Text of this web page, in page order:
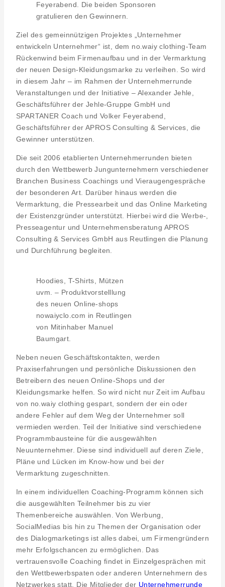
Feyerabend. Die beiden Sponsoren
gratulieren den Gewinnern.
Ziel des gemeinnützigen Projektes „Unternehmer
entwickeln Unternehmer“ ist, dem no.waiy clothing-Team
Rückenwind beim Firmenaufbau und in der Vermarktung
der neuen Design-Kleidungsmarke zu verleihen. So wird
in diesem Jahr – im Rahmen der Unternehmerrunde
Veranstaltungen und der Initiative – Alexander Jehle,
Geschäftsführer der Jehle-Gruppe GmbH und
SPARTANER Coach und Volker Feyerabend,
Geschäftsführer der APROS Consulting & Services, die
Gewinner unterstützen.
Die seit 2006 etablierten Unternehmerrunden bieten
durch den Wettbewerb Jungunternehmern verschiedener
Branchen Business Coachings und Vieraugengespräche
der besonderen Art. Darüber hinaus werden die
Vermarktung, die Pressearbeit und das Online Marketing
der Existenzgründer unterstützt. Hierbei wird die Werbe-,
Presseagentur und Unternehmensberatung APROS
Consulting & Services GmbH aus Reutlingen die Planung
und Durchführung begleiten.
Hoodies, T-Shirts, Mützen
uvm. – Produktvorstelllung
des neuen Online-shops
nowaiyclo.com in Reutlingen
von Mitinhaber Manuel
Baumgart.
Neben neuen Geschäftskontakten, werden
Praxiserfahrungen und persönliche Diskussionen den
Betreibern des neuen Online-Shops und der
Kleidungsmarke helfen. So wird nicht nur Zeit im Aufbau
von no.waiy clothing gespart, sondern der ein oder
andere Fehler auf dem Weg der Unternehmer soll
vermieden werden. Teil der Initiative sind verschiedene
Programmbausteine für die ausgewählten
Neuunternehmer. Diese sind individuell auf deren Ziele,
Pläne und Lücken im Know-how und bei der
Vermarktung zugeschnitten.
In einem individuellen Coaching-Programm können sich
die ausgewählten Teilnehmer bis zu vier
Themenbereiche auswählen. Von Werbung,
SocialMedias bis hin zu Themen der Organisation oder
des Dialogmarketings ist alles dabei, um Firmengründern
mehr Erfolgschancen zu ermöglichen. Das
vertrauensvolle Coaching findet in Einzelgesprächen mit
den Wettbewerbspaten oder anderen Unternehmern des
Netzwerkes statt. Die Mitglieder der Unternehmerrunde